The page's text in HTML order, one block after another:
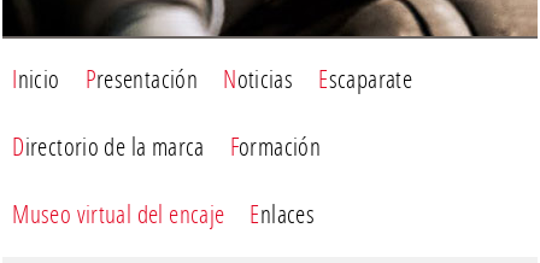
Inicio Presentación Noticias Escaparate
Directorio de la marca Formación
Museo virtual del encaje Enlaces